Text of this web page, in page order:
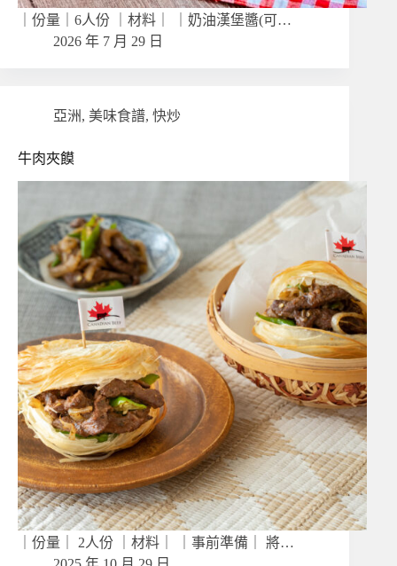
｜份量｜6人份 ｜材料｜ ｜奶油漢堡醬(可…
2026 年 7 月 29 日
亞洲, 美味食譜, 快炒
牛肉夾饃
｜份量｜ 2人份 ｜材料｜ ｜事前準備｜ 將…